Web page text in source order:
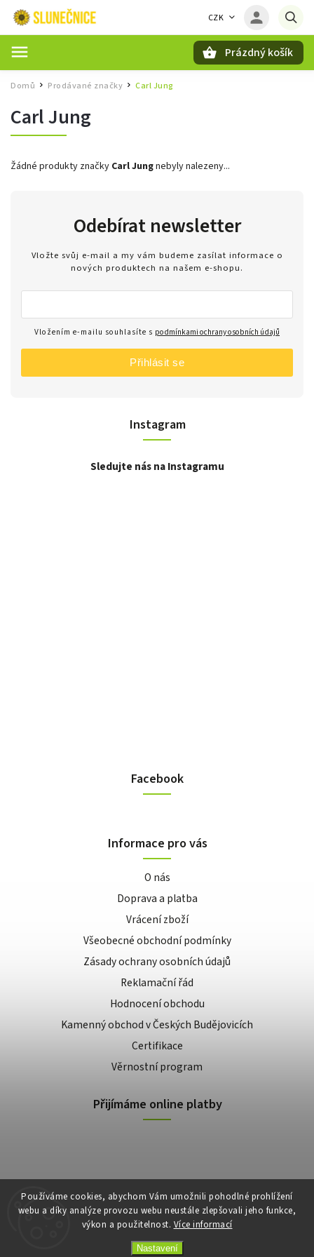
Používáme cookies, abychom Vám umožnili pohodlné prohlížení
webu a díky analýze provozu webu neustále zlepšovali jeho funkce,
výkon a použitelnost. Více informací
Nastavení
CZK
Prázdný košík
Domů / Prodávané značky / Carl Jung
Carl Jung
Žádné produkty značky Carl Jungnebyly nalezeny...
Instagram
Sledujte nás na Instagramu
Odebírat newsletter
Vložte svůj e-mail a my vám budeme zasílat informace o
nových produktech na našem e-shopu.
Vložením e-mailu souhlasíte s podmínkami ochrany osobních údajů
Přihlásit se
Facebook
Informace pro vás
O nás
Doprava a platba
Vrácení zboží
Všeobecné obchodní podmínky
Zásady ochrany osobních údajů
Reklamační řád
Hodnocení obchodu
Kamenný obchod v Českých Budějovicích
Certifikace
Věrnostní program
Přijímáme online platby
Copyright 2026E-shop Slunečnice. Všechna práva vyhrazena.
VytvořilShoptet| Design